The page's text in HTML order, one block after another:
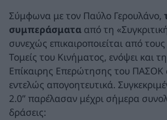
Σύμφωνα με τον Παύλο Γερουλάνο,
συμπεράσματα από τη
συνεχώς επικαιροποιείται από
Τομείς του Κινήματος, ενόψει και
Επίκαιρης Επερώτησης του ΠΑΣΟΚ
εντελώς απογοητευτικά.
2.0” παρέλασαν μέχρι σήμερα
δράσεις: